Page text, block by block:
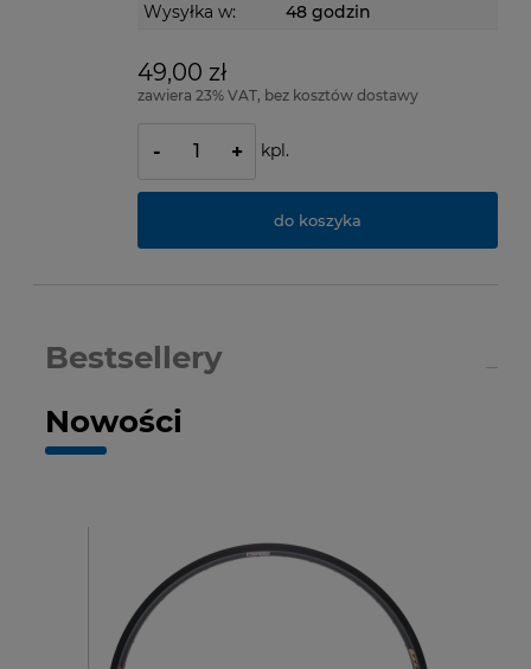
Wysyłka w:
48 godzin
49,00 zł
zawiera 23% VAT, bez kosztów dostawy
- + kpl.
do koszyka
Nowości
Bestsellery